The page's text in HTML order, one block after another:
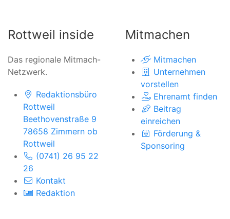
Rottweil inside
Das regionale Mitmach-
Netzwerk.
Redaktionsbüro
Rottweil
Beethovenstraße 9
78658 Zimmern ob
Rottweil
(0741) 26 95 22
26
Kontakt
Redaktion
Mitmachen
Mitmachen
Unternehmen
vorstellen
Ehrenamt finden
Beitrag
einreichen
Förderung &
Sponsoring